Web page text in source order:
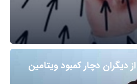
دیگران دچار کمبود ویتامین